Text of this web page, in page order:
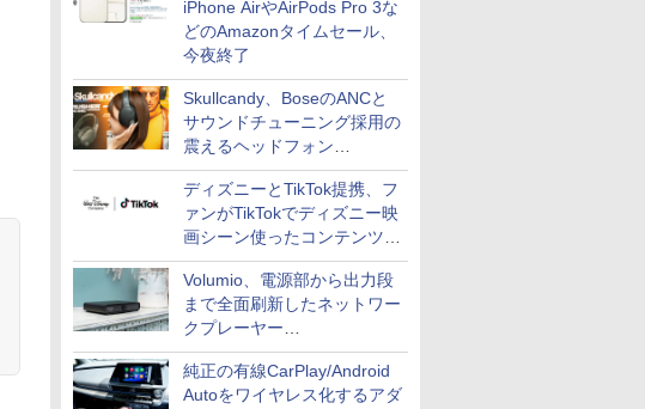
iPhone AirやAirPods Pro 3な
どのAmazonタイムセール、
今夜終了
Skullcandy、BoseのANCと
サウンドチューニング採用の
震えるヘッドフォン
「Crusher 1080 ANC」
ディズニーとTikTok提携、フ
ァンがTikTokでディズニー映
画シーン使ったコンテンツ制
作、Disney+にも配信
Volumio、電源部から出力段
まで全面刷新したネットワー
クプレーヤー
「Primo（2026）」
純正の有線CarPlay/Android
Autoをワイヤレス化するアダ